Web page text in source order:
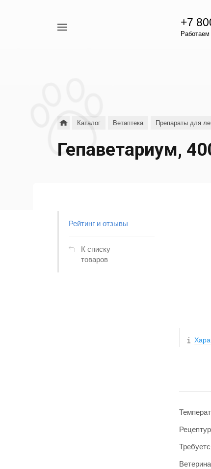
+7
Каталог Ветаптека Препараты для
Гепаветариум,
Рейтинг и отзывы
К списку
товаров